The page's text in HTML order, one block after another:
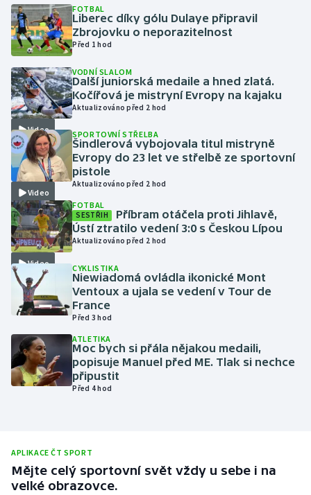
Házená
Jezdectví
Judo
Krasobruslení
Lezení
Lyže a snowboard
Moderní pětiboj
Motorsport
Olympijské hry
Parasport
Plavání
Plážový volejbal
Rychlobruslení
Rychlostní kanoistika
FOTBAL
Liberec díky gólu Dulaye připravil
Zbrojovku o neporazitelnost
Před 1 hod
Video
VODNÍ SLALOM
Další juniorská medaile a hned zlatá.
Kočířová je mistryní Evropy na kajaku
Aktualizováno před 2 hod
Video
SPORTOVNÍ STŘELBA
Šindlerová vybojovala titul mistryně
Evropy do 23 let ve střelbě ze sportovní
pistole
Aktualizováno před 2 hod
Video
FOTBAL
SESTŘIH
Příbram otáčela proti Jihlavě,
Ústí ztratilo vedení 3:0 s Českou Lípou
Aktualizováno před 2 hod
CYKLISTIKA
Niewiadomá ovládla ikonické Mont
Ventoux a ujala se vedení v Tour de
France
Před 3 hod
ATLETIKA
Moc bych si přála nějakou medaili,
popisuje Manuel před ME. Tlak si nechce
připustit
Před 4 hod
APLIKACE ČT SPORT
Mějte celý sportovní svět vždy u sebe i na
velké obrazovce.